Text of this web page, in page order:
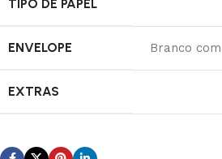
TIPO DE PAPEL
ENVELOPE Branco
EXTRAS